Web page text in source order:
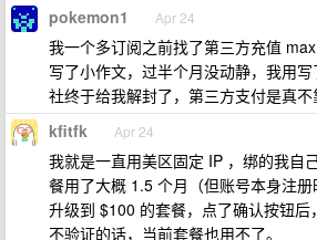
pokemon1 Apr 24
我一个多订阅之前找了第三方充值
写了小作文，过半个月没动静，我用
社终于给我解封了，第三方支付是真不
kfitfk Apr 24
我就是一直用美区固定 IP ，绑的我自
餐用了大概 1.5 个月（但账号本身注
升级到 $100 的套餐，点了确认按钮后
不验证的话，当前套餐也用不了。